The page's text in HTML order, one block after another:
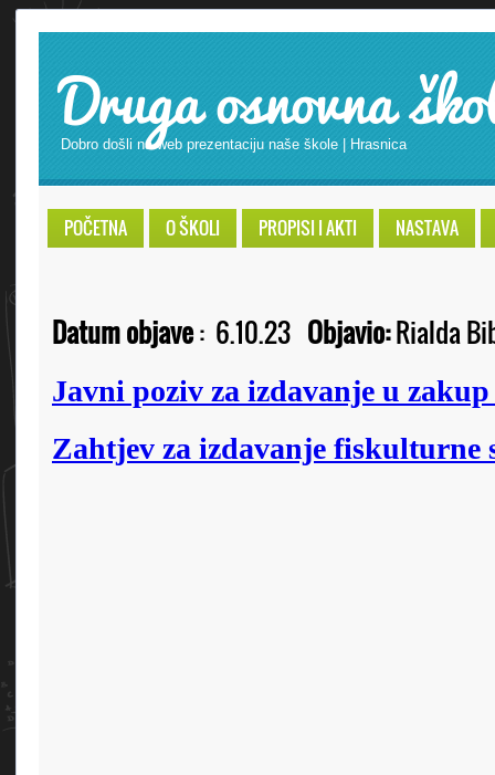
Druga osnovna
Dobro došli na web prezentaciju naše škole | Hrasnica
POČETNA O ŠKOLI PROPISI I AKTI NASTAVA
Datum objave: 6.10.23 Objavio:Rialda
Javni poziv za izdavanje u
Zahtjev za izdavanje fiskulturne